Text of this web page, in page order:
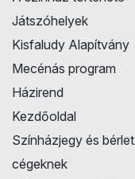
Játszóhelyek
Kisfaludy Alapítvány
Mecénás program
Házirend
Kezdőoldal
Színházjegy és bérlet
cégeknek